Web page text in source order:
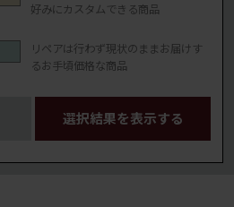
好みにカスタムできる商品
リペアは行わず現状のままお届けす
るお手頃価格な商品
選択結果を表示する